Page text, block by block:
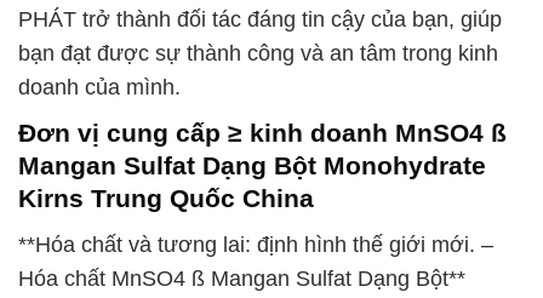
PHÁT trở thành đối tác đáng tin cậy của bạn, giúp
bạn đạt được sự thành công và an tâm trong kinh
doanh của mình.
Đơn vị cung cấp ≥ kinh doanh MnSO4 ß
Mangan Sulfat Dạng Bột Monohydrate
Kirns Trung Quốc China
**Hóa chất và tương lai: định hình thế giới mới. –
Hóa chất MnSO4 ß Mangan Sulfat Dạng Bột**